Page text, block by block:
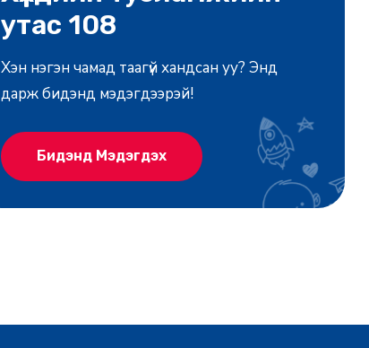
утас 108
Хэн нэгэн чамад таагүй хандсан уу? Энд
дарж бидэнд мэдэгдээрэй!
Бидэнд Мэдэгдэх